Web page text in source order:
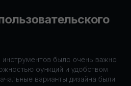
инструментов было очень важно
функций и удобством
варианты дизайна были